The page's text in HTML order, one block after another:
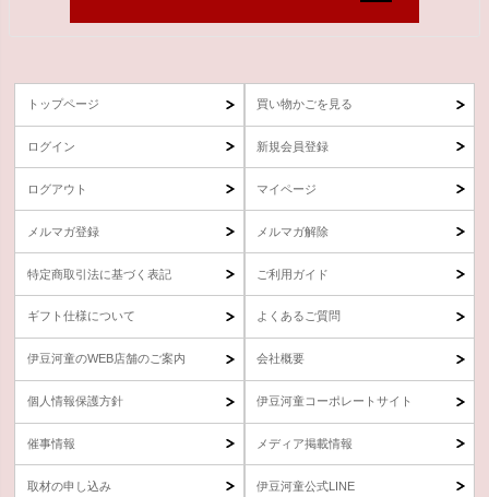
トップページ 買い物かごを見る
ログイン 新規会員登録
ログアウト マイページ
メルマガ登録 メルマガ解除
特定商取引法に基づく表記 ご利用ガイド
ギフト仕様について よくあるご質問
伊豆河童のWEB店舗のご案内 会社概要
個人情報保護方針 伊豆河童コーポレートサイト
催事情報 メディア掲載情報
取材の申し込み 伊豆河童公式LINE